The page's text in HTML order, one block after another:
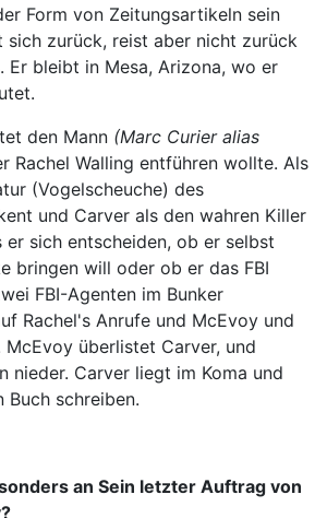
Form von Zeitungsartikeln sein
sich zurück, reist aber nicht zurück
Er bleibt in Mesa, Arizona, wo er
den Mann (Marc Curier alias
Rachel Walling entführen wollte. Als
(Vogelscheuche) des
und Carver als den wahren Killer
sich entscheiden, ob er selbst
bringen will oder ob er das FBI
FBI-Agenten im Bunker
Rachel's Anrufe und McEvoy und
McEvoy überlistet Carver, und
nieder. Carver liegt im Koma und
Buch schreiben.
an Sein letzter Auftrag von